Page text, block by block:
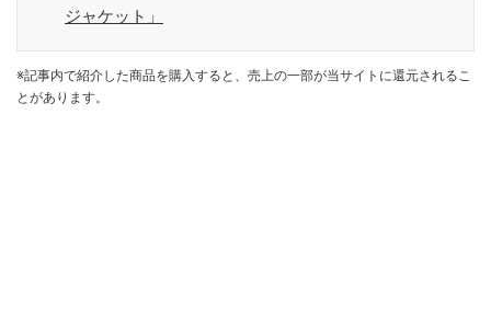
ジャケット」
※記事内で紹介した商品を購入すると、売上の一部が当サイトに還元されるこ
とがあります。